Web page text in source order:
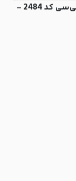
ماگ دسته‌دار لیمون گنجایش 220 سی‌سی کد 2484 -